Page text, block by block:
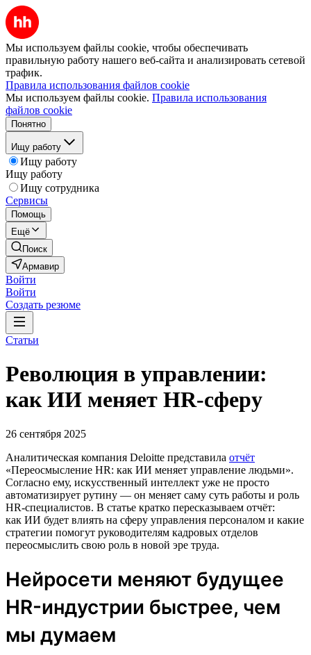
Мы используем файлы cookie, чтобы обеспечивать
правильную работу нашего веб-сайта и анализировать сетевой
трафик.
Правила использования файлов cookie
Мы используем файлы cookie. Правила использования
файлов cookie
Понятно
Ищу работу
Ищу работу
Ищу работу
Ищу сотрудника
Сервисы
Помощь
Ещё
Поиск
Армавир
Войти
Войти
Создать резюме
Статьи
Революция в управлении:
как ИИ меняет HR-сферу
26 сентября 2025
Аналитическая компания Deloitte представила отчёт
«Переосмысление HR: как ИИ меняет управление людьми».
Согласно ему, искусственный интеллект уже не просто
автоматизирует рутину — он меняет саму суть работы и роль
HR-специалистов. В статье кратко пересказываем отчёт:
как ИИ будет влиять на сферу управления персоналом и какие
стратегии помогут руководителям кадровых отделов
переосмыслить свою роль в новой эре труда.
Нейросети меняют будущее
HR-индустрии быстрее, чем
мы думаем